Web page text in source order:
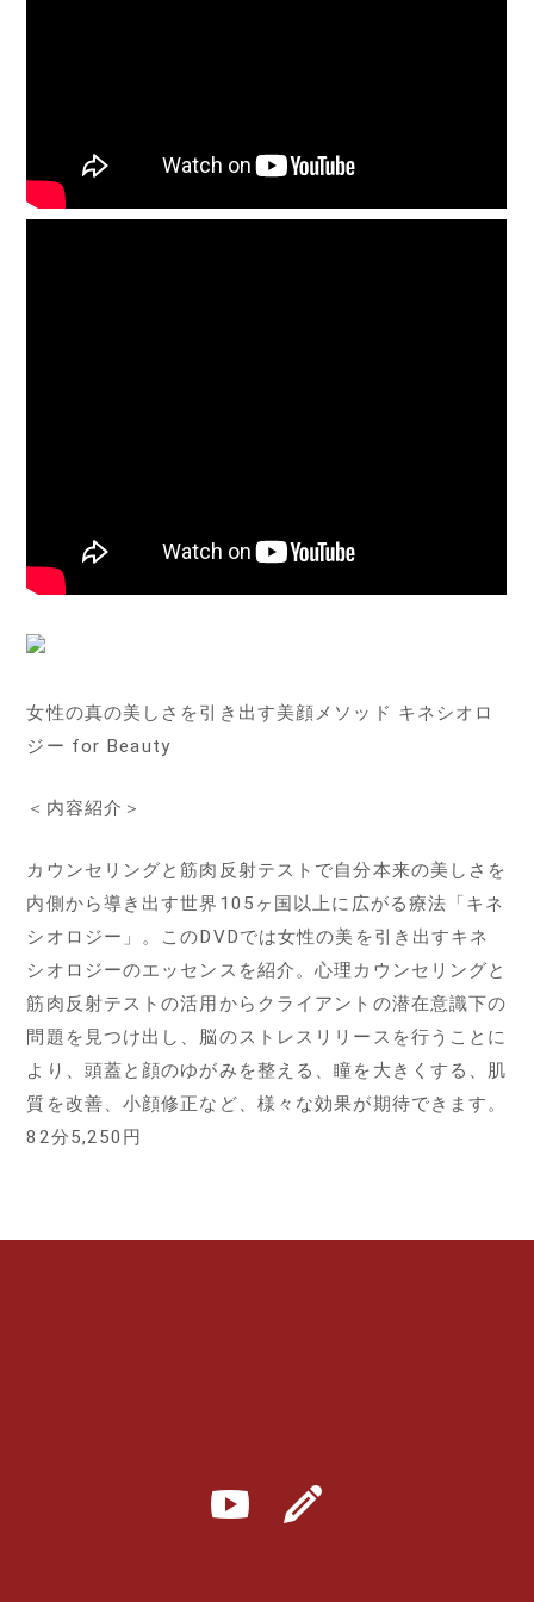
女性の真の美しさを引き出す美顔メソッド キネシオロ
ジー for Beauty
＜内容紹介＞
カウンセリングと筋肉反射テストで自分本来の美しさを
内側から導き出す世界105ヶ国以上に広がる療法「キネ
シオロジー」。このDVDでは女性の美を引き出すキネ
シオロジーのエッセンスを紹介。心理カウンセリングと
筋肉反射テストの活用からクライアントの潜在意識下の
問題を見つけ出し、脳のストレスリリースを行うことに
より、頭蓋と顔のゆがみを整える、瞳を大きくする、肌
質を改善、小顔修正など、様々な効果が期待できます。
82分5,250円